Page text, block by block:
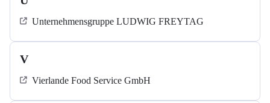
Unternehmensgruppe LUDWIG FREYTAG
V
Vierlande Food Service GmbH